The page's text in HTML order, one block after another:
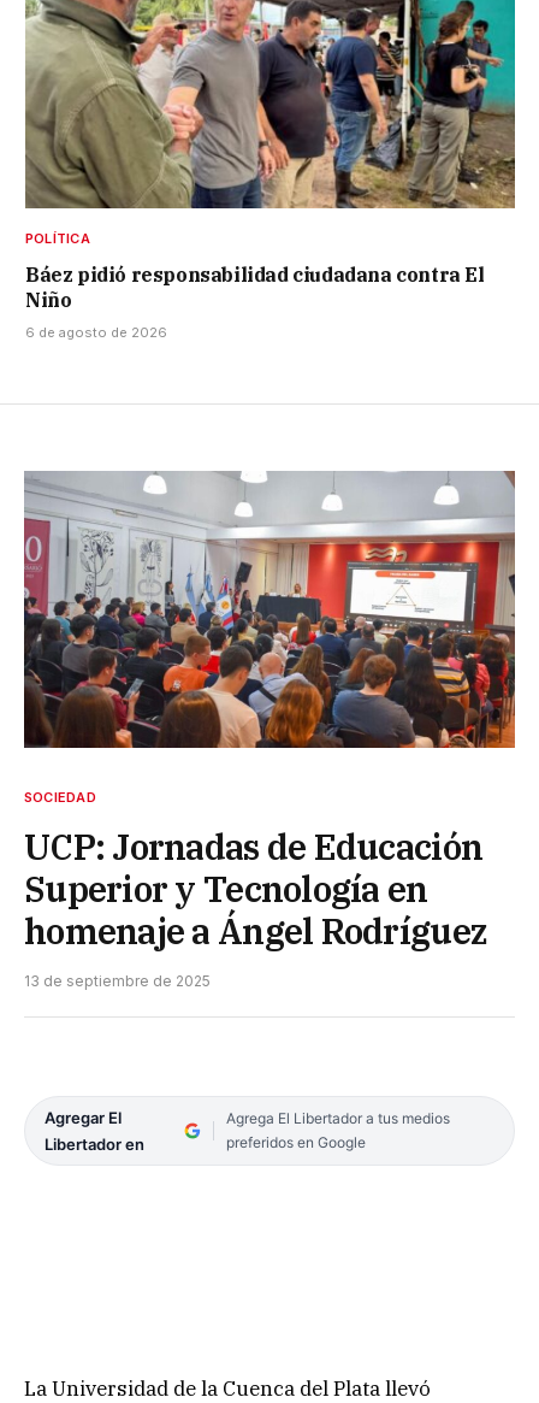
POLÍTICA
Báez pidió responsabilidad ciudadana contra El
Niño
6 de agosto de 2026
SOCIEDAD
UCP: Jornadas de Educación
Superior y Tecnología en
homenaje a Ángel Rodríguez
13 de septiembre de 2025
Agregar El
Libertador en
Agrega El Libertador a tus medios
preferidos en Google
La Universidad de la Cuenca del Plata llevó